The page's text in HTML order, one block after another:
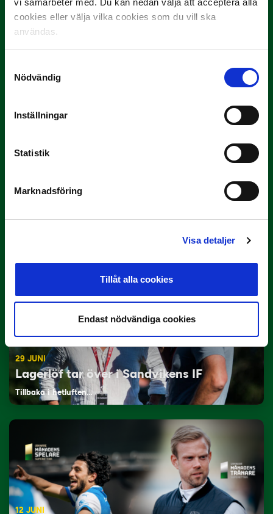
vi samarbeter med. Du kan nedan välja att acceptera alla
cookies eller välja vilka cookies som du vill ska
användas.
Nödvändig
Inställningar
Statistik
Marknadsföring
Visa detaljer
Tillåt alla cookies
Endast nödvändiga cookies
Rösta på Månadens Spelare i juni
3 JULI
29 JUNI
Lagerlöf tar över i Sandvikens IF
Tillbaka i hetluften…
12 JUNI